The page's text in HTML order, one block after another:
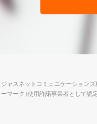
ジャスネットコミュニケーション
ーマーク｣使用許諾事業者として認